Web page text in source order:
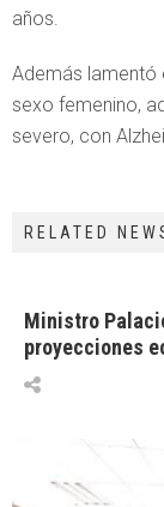
años.
Además lamentó
sexo femenino,
severo, con
RELATED
Ministro
proyecciones